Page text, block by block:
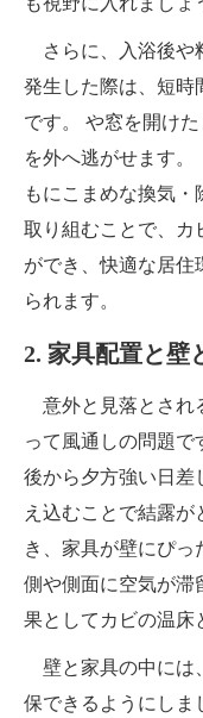
さらに、入浴後や
発生した際は、短時
です。 や窓を開け
を外へ逃がせます。
もにこまめな換気
取り組むことで、カ
ができ、快適な居住
られます。
2. 家具配置と壁
意外と見落とされ
って風通しの問題
後から夕方強い日差
え込むことで結露が
き、家具が壁にぴっ
側や側面に空気が滞
果としてカビの温床
壁と家具の中には
保できるようにしま